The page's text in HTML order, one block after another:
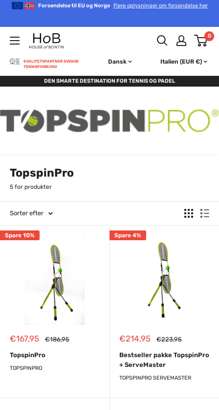
Forsendelse til EU og Norge Flere oplysninger om forsendelse her
House
of
KVALITETSPARTNER SVENSK
TENNISFORBUND
Dansk Italien (EUR €)
0
DEN SMARTE DESTINATION FOR TENNIS OG PADEL
TopspinPro
5 for produkter
Sorter efter
Spare 10%
Reapris
€167,95
Almindelig
€186,95
TopspinPro
TOPSPINPRO
Spare 4%
Reapris
€214,95
Almindelig
€223,95
Bestseller pakke TopspinPro
+ ServeMaster
TOPSPINPRO SERVEMASTER